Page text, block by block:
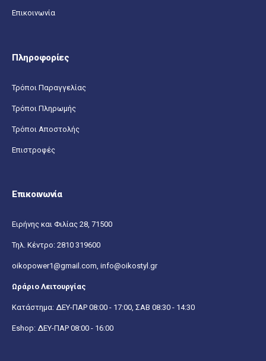
Επικοινωνία
Πληροφορίες
Τρόποι Παραγγελίας
Τρόποι Πληρωμής
Τρόποι Αποστολής
Επιστροφές
Επικοινωνία
Ειρήνης και Φιλίας 28, 71500
Τηλ. Κέντρο: 2810 319600
oikopower1@gmail.com, info@oikostyl.gr
Ωράριο Λειτουργίας
Κατάστημα: ΔΕΥ-ΠΑΡ 08:00 - 17:00, ΣΑΒ 08:30 - 14:30
Eshop: ΔΕΥ-ΠΑΡ 08:00 - 16:00